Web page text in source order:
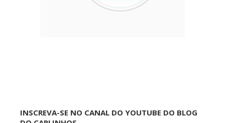
INSCREVA-SE NO CANAL DO YOUTUBE DO BLOG